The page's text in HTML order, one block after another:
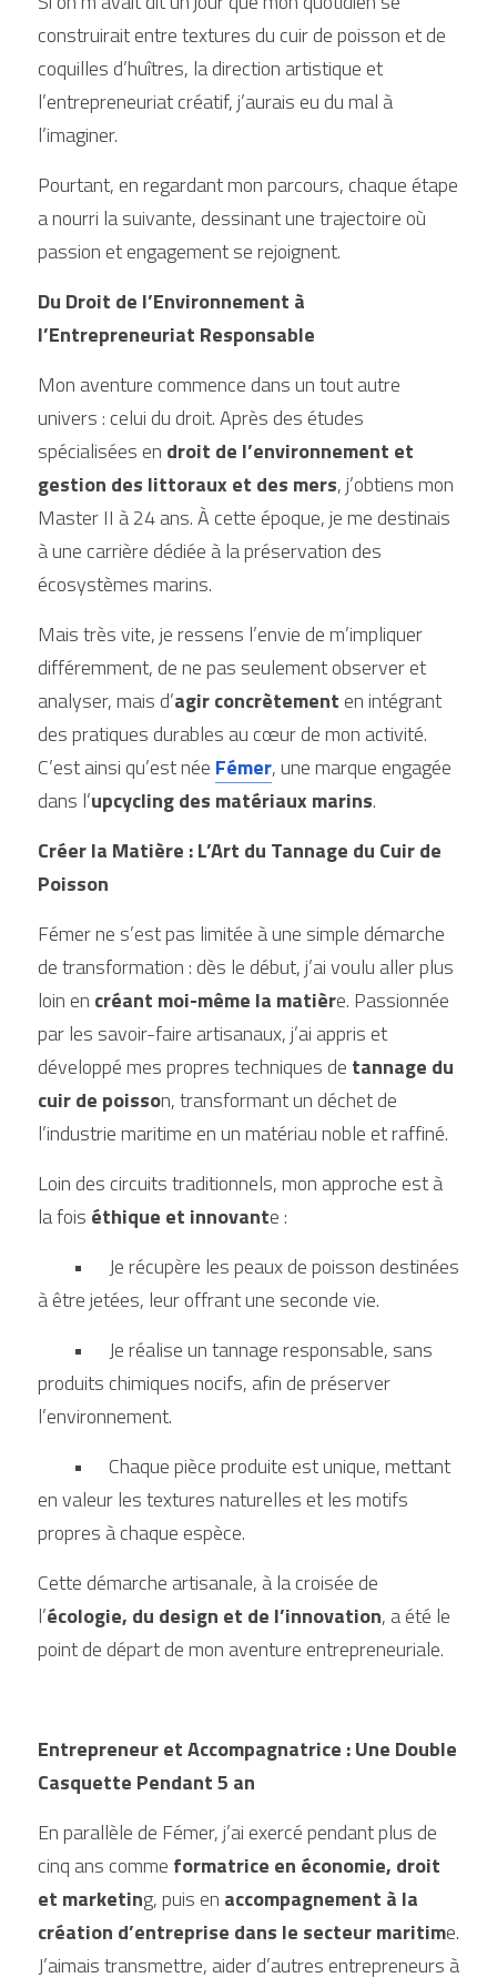
construirait entre textures du cuir de poisson et de
coquilles d’huîtres, la direction artistique et
l’entrepreneuriat créatif, j’aurais eu du mal à
l’imaginer.
Pourtant, en regardant mon parcours, chaque étape
a nourri la suivante, dessinant une trajectoire où
passion et engagement se rejoignent.
Du Droit de l’Environnement à
l’Entrepreneuriat Responsable
Mon aventure commence dans un tout autre
univers : celui du droit. Après des études
spécialisées en droit de l’environnement et
gestion des littoraux et des mers, j’obtiens mon
Master II à 24 ans. À cette époque, je me destinais
à une carrière dédiée à la préservation des
écosystèmes marins.
Mais très vite, je ressens l’envie de m’impliquer
différemment, de ne pas seulement observer et
analyser, mais d’agir concrètement en intégrant
des pratiques durables au cœur de mon activité.
C’est ainsi qu’est née Fémer, une marque engagée
dans l’upcycling des matériaux marins.
Créer la Matière : L’Art du Tannage du Cuir de
Poisson
Fémer ne s’est pas limitée à une simple démarche
de transformation : dès le début, j’ai voulu aller plus
loin en créant moi-même la matière. Passionnée
par les savoir-faire artisanaux, j’ai appris et
développé mes propres techniques de tannage du
cuir de poisson, transformant un déchet de
l’industrie maritime en un matériau noble et raffiné.
Loin des circuits traditionnels, mon approche est à
la fois éthique et innovante :
à être jetées, leur offrant une seconde vie.
produits chimiques nocifs, afin de préserver
l’environnement.
en valeur les textures naturelles et les motifs
propres à chaque espèce.
Cette démarche artisanale, à la croisée de
l’écologie, du design et de l’innovation, a été le
point de départ de mon aventure entrepreneuriale.
Entrepreneur et Accompagnatrice : Une Double
Casquette Pendant 5 an
En parallèle de Fémer, j’ai exercé pendant plus de
cinq ans comme formatrice en économie, droit
et marketing, puis en accompagnement à la
création d’entreprise dans le secteur maritime.
J’aimais transmettre, aider d’autres entrepreneurs à